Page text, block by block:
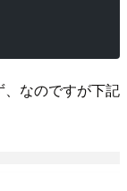
なのですが下記